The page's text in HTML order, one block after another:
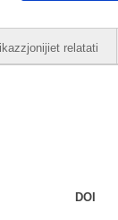
relatati
DOI